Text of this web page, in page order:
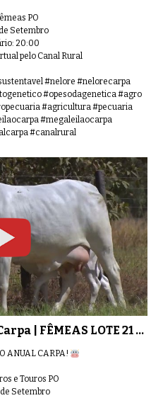
PO
Setembro
20:00
pelo Canal Rural
#nelore #nelorecarpa
#opesodagenetica #agro
#agricultura #pecuaria
#megaleilaocarpa
#canalrural
45º Mega Leilão Anual Carpa | FÊMEAS LOTE 21 - 6598
ANUAL CARPA!
e Touros PO
Setembro